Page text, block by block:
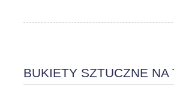
BUKIETY SZTUCZNE